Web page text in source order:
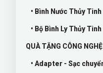
• Bình Nước Thủy Tinh
• Bộ Bình Ly Thủy Tinh
QUÀ TẶNG CÔNG NGHỆ
• Adapter - Sạc